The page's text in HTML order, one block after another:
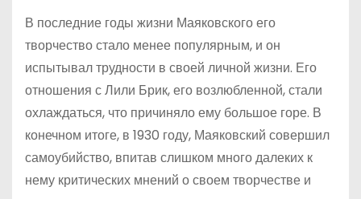
В последние годы жизни Маяковского его
творчество стало менее популярным, и он
испытывал трудности в своей личной жизни. Его
отношения с Лили Брик, его возлюбленной, стали
охлаждаться, что причиняло ему большое горе. В
конечном итоге, в 1930 году, Маяковский совершил
самоубийство, впитав слишком много далеких к
нему критических мнений о своем творчестве и